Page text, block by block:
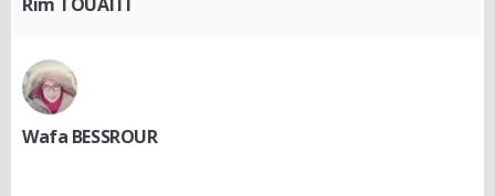
Wafa BESSROUR